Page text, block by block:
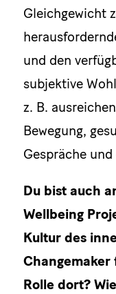
Gleichgewicht
und den
subjektive
z. B.
Bewegung,
Gespräche
Du bist auch
Wellbeing
Kultur des
Changemaker
Rolle dort?